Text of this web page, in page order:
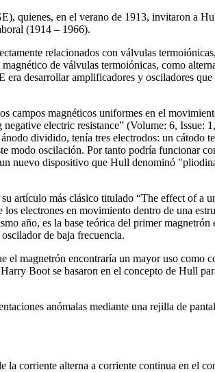
quienes, en el verano de 1913, invitaron a
(1914 – 1966).
relacionados con válvulas
de válvulas termoiónicas, como
desarrollar amplificadores y osciladores
magnéticos uniformes en el
electric resistance” (Volume: 6, Issue:
dividido, tenía tres electrodos: un cátodo
modo oscilación. Por tanto podría funcionar
nuevo dispositivo que Hull denominó
artículo más clásico titulado “The effect of a
electrones en movimiento dentro de una
año, es la base teórica del primer
de baja frecuencia.
magnetrón encontraría un mayor uso como
Boot se basaron en el concepto de Hull
anómalas mediante una rejilla de
corriente alterna a corriente continua en el